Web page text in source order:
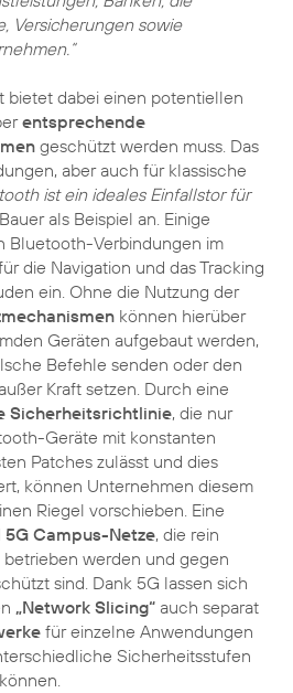
Versicherungen sowie
bietet dabei einen potentiellen
entsprechende
geschützt werden muss. Das
aber auch für klassische
ist ein ideales Einfallstor für
als Beispiel an. Einige
Bluetooth-Verbindungen im
die Navigation und das Tracking
ein. Ohne die Nutzung der
können hierüber
Geräten aufgebaut werden,
Befehle senden oder den
Kraft setzen. Durch eine
Sicherheitsrichtlinie, die nur
Geräte mit konstanten
Patches zulässt und dies
können Unternehmen diesem
Riegel vorschieben. Eine
5G Campus-Netze, die rein
werden und gegen
sind. Dank 5G lassen sich
„Network Slicing“ auch separat
für einzelne Anwendungen
Sicherheitsstufen